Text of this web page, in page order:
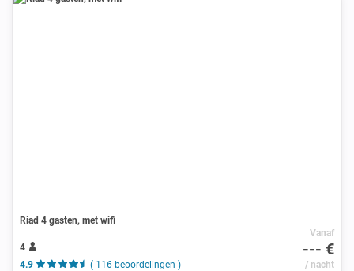
Riad 4 gasten, met wifi
4
4.9
( 116 beoordelingen )
Vanaf
--- €
/ nacht